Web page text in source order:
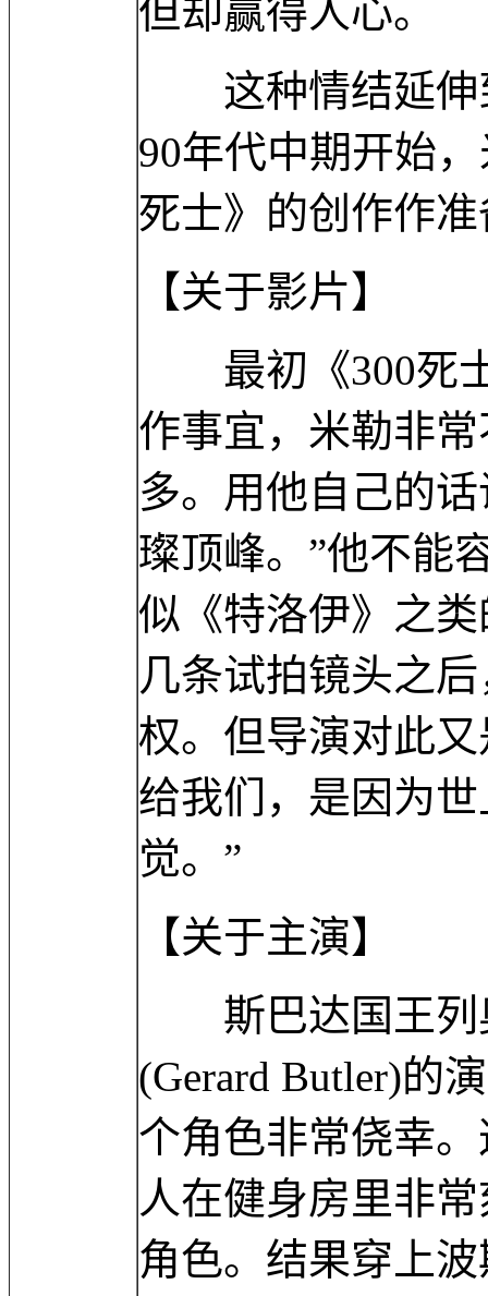
但却赢得人心。
这种情结延伸
90年代中期开始
死士》的创作作
【关于影片】
最初《300死士
作事宜，米勒非
多。用他自己的
璨顶峰。”他不能
似《特洛伊》之
几条试拍镜头之
权。但导演对此
给我们，是因为
觉。”
【关于主演】
斯巴达国王列
(Gerard Butler)的
个角色非常侥幸
人在健身房里非
角色。结果穿上